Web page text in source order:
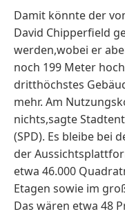
Damit könnte der
David Chipperfield
werden,wobei er
noch 199 Meter
dritthöchstes
mehr. Am
nichts,sagte
(SPD). Es bleibe bei
der
etwa 46.000
Etagen sowie im
Das wären etwa 48